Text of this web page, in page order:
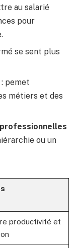
au salarié
pour
se sent plus
: pemet
métiers et des
ou un
productivité et